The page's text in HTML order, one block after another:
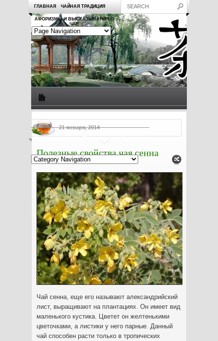
ГЛАВНАЯ ЧАЙНАЯ ТРАДИЦИЯ
АФОРИЗМЫ И ВЫСКАЗЫВАНИЯ О
ЧАЕ
Рецепты с чаем Полезные свойства чая
21 января, 2014
Полезные свойства чая сенна
Чай сенна, еще его называют александрийский
лист, выращивают на плантациях. Он имеет вид
маленького кустика. Цветет он желтенькими
цветочками, а листики у него парные. Данный
чай способен расти только в тропических